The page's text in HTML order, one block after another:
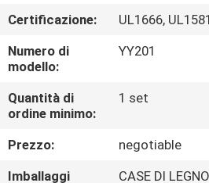
GIRO
DELLA
FABBRICA
CONTATTICI
Certificazione:
UL1666, UL1581
Numero di
modello:
YY201
Quantità di
ordine minimo:
1 set
Prezzo:
negotiable
Imballaggi
CASE DI